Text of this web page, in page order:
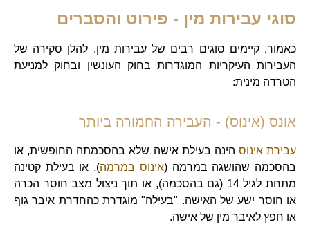
סוגי עבירות מין - פירוט והסברים
כאמור, קיימים סוגים רבים של עבירות מין. להלן סקירה של
העבירות העיקריות המוגדרות בחוק העונשין ובחוק למניעת
הטרדה מינית:
אונס (אינוס) - העבירה החמורה ביותר
עבירת אינוס הינה בעילת אישה שלא בהסכמתה החופשית, או
בהסכמה שהושגה במרמה (אינוס במרמה), או בעילת קטינה
מתחת לגיל 14 (גם בהסכמה), או תוך ניצול מצב חוסר הכרה
או חוסר ישע של האישה. "בעילה" מוגדרת כהחדרת איבר גוף
או חפץ לאיבר מין של אישה.